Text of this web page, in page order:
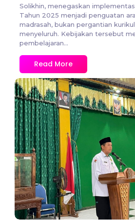
Solikhin, menegaskan
Tahun 2025 menjadi penguatan
madrasah, bukan pergantian
menyeluruh. Kebijakan tersebut
pembelajaran...
Read More
No Comments